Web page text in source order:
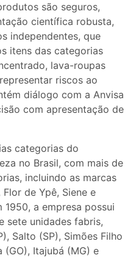
são seguros,
científica robusta,
independentes, que
itens das categorias
lava-roupas
riscos ao
diálogo com a Anvisa
com apresentação de
categorias do
no Brasil, com mais de
incluindo as marcas
de Ypê, Siene e
1950, a empresa possui
sete unidades fabris,
Salto (SP), Simões Filho
(GO), Itajubá (MG) e